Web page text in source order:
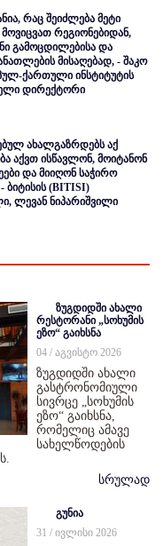
რაც შეიძლება მეტი
რეგიონებიდან,
გამოცდილებისა და
მისაღებად, - შაკო
ქართული ინსტიტუტის
დირექტორი
ახალგაზრდებს აქ
აქვთ ისწავლონ, მოიტანონ
და მიიღონ საჭირო
ბიტისის (BITISI)
ლევან ნიპარიშვილი
ზუგდიდში ახალი
რესტორანი „სოხუმის
ეზო“ გაიხსნა
04 / აგვისტო 2026
ზუგდიდში ახალი
გასტრონომიული
სივრცე „სოხუმის
ეზო“ გაიხსნა,
რომელიც ამავე
სახელწოდების
სრულად
გუნია
31 / ივლისი 2026